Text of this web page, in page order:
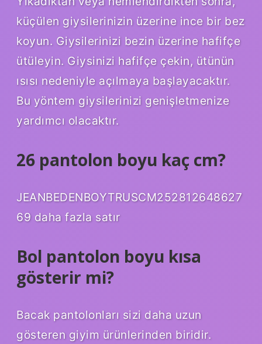
küçülen giysilerinizin üzerine ince bir bez
koyun. Giysilerinizi bezin üzerine hafifçe
ütüleyin. Giysinizi hafifçe çekin, ütünün
ısısı nedeniyle açılmaya başlayacaktır.
Bu yöntem giysilerinizi genişletmenize
yardımcı olacaktır.
26 pantolon boyu kaç cm?
JEANBEDENBOYTRUSCM252812648627
69 daha fazla satır
Bol pantolon boyu kısa
gösterir mi?
Bacak pantolonları sizi daha uzun
gösteren giyim ürünlerinden biridir.